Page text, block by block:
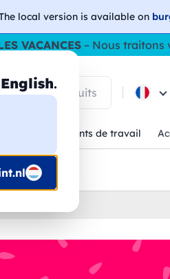
local version is available on
English.
VACANCES – Nous traitons
les produits
Vêtements de travail
prépresse